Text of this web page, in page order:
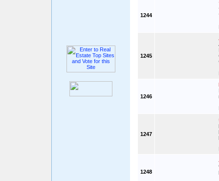
1244
1245
1246
1247
1248